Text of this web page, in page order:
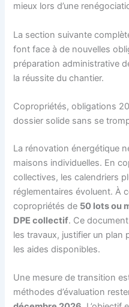
mieux lors d’une
La section suivante
font face à de nouvelles
préparation administrative
la réussite du chantier.
Copropriétés, obligations
dossier solide sans se
La rénovation énergétique
maisons individuelles. En
collectives, les calendriers
réglementaires évoluent. À
copropriétés de 50 lots ou
DPE collectif. Ce
les travaux, justifier un plan
les aides disponibles.
Une mesure de transition
méthodes d’évaluation